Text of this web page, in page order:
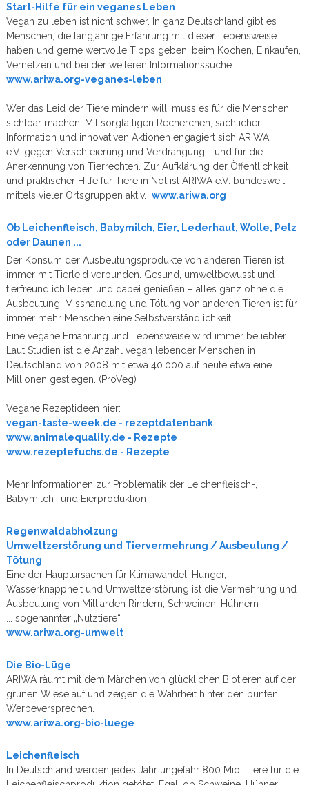
Start-Hilfe für ein veganes Leben
Vegan zu leben ist nicht schwer. In ganz Deutschland gibt es
Menschen, die langjährige Erfahrung mit dieser Lebensweise
haben und gerne wertvolle Tipps geben: beim Kochen, Einkaufen,
Vernetzen und bei der weiteren Informationssuche.
www.ariwa.org-veganes-leben
Wer das Leid der Tiere mindern will, muss es für die Menschen
sichtbar machen. Mit sorgfältigen Recherchen, sachlicher
Information und innovativen Aktionen engagiert sich ARIWA
e.V. gegen Verschleierung und Verdrängung - und für die
Anerkennung von Tierrechten. Zur Aufklärung der Öffentlichkeit
und praktischer Hilfe für Tiere in Not ist ARIWA e.V. bundesweit
mittels vieler Ortsgruppen aktiv. www.ariwa.org
Ob Leichenfleisch, Babymilch, Eier, Lederhaut, Wolle, Pelz
oder Daunen ...
Der Konsum der Ausbeutungsprodukte von anderen Tieren ist
immer mit Tierleid verbunden. Gesund, umweltbewusst und
tierfreundlich leben und dabei genießen – alles ganz ohne die
Ausbeutung, Misshandlung und Tötung von anderen Tieren ist für
immer mehr Menschen eine Selbstverständlichkeit.
Eine vegane Ernährung und Lebensweise wird immer beliebter.
Laut Studien ist die Anzahl vegan lebender Menschen in
Deutschland von 2008 mit etwa 40.000 auf heute etwa eine
Millionen gestiegen. (ProVeg)
Vegane Rezeptideen hier:
vegan-taste-week.de - rezeptdatenbank
www.animalequality.de - Rezepte
www.rezeptefuchs.de - Rezepte
Mehr Informationen zur Problematik der Leichenfleisch-,
Babymilch- und Eierproduktion
Regenwaldabholzung
Umweltzerstörung und Tiervermehrung / Ausbeutung /
Tötung
Eine der Hauptursachen für Klimawandel, Hunger,
Wasserknappheit und Umweltzerstörung ist die Vermehrung und
Ausbeutung von Milliarden Rindern, Schweinen, Hühnern
... sogenannter „Nutztiere“.
www.ariwa.org-umwelt
Die Bio-Lüge
ARIWA räumt mit dem Märchen von glücklichen Biotieren auf der
grünen Wiese auf und zeigen die Wahrheit hinter den bunten
Werbeversprechen.
www.ariwa.org-bio-luege
Leichenfleisch
In Deutschland werden jedes Jahr ungefähr 800 Mio. Tiere für die